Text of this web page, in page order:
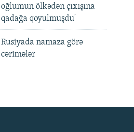
oğlumun ölkədən çıxışına
qadağa qoyulmuşdu'
Rusiyada namaza görə
cərimələr